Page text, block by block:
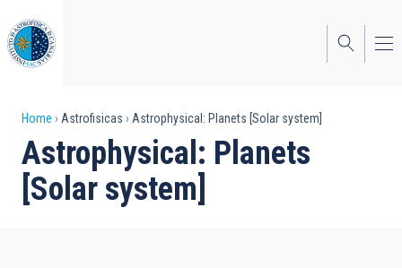
to
main
content
Breadcrumb
Home Astrofisicas Astrophysical: Planets [Solar system]
Astrophysical: Planets
[Solar system]